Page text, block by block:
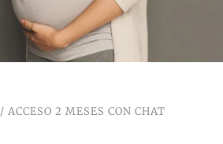
/ ACCESO 2 MESES CON CHAT